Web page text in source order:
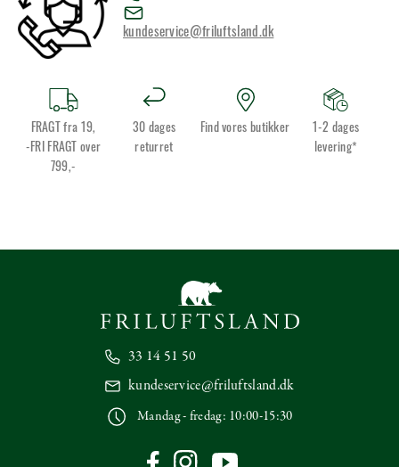
kundeservice@friluftsland.dk
FRAGT fra 19,
-FRI FRAGT over
799,-
30 dages
returret
Find vores butikker
1-2 dages
levering*
33 14 51 50
kundeservice@friluftsland.dk
Mandag - fredag: 10:00-15:30